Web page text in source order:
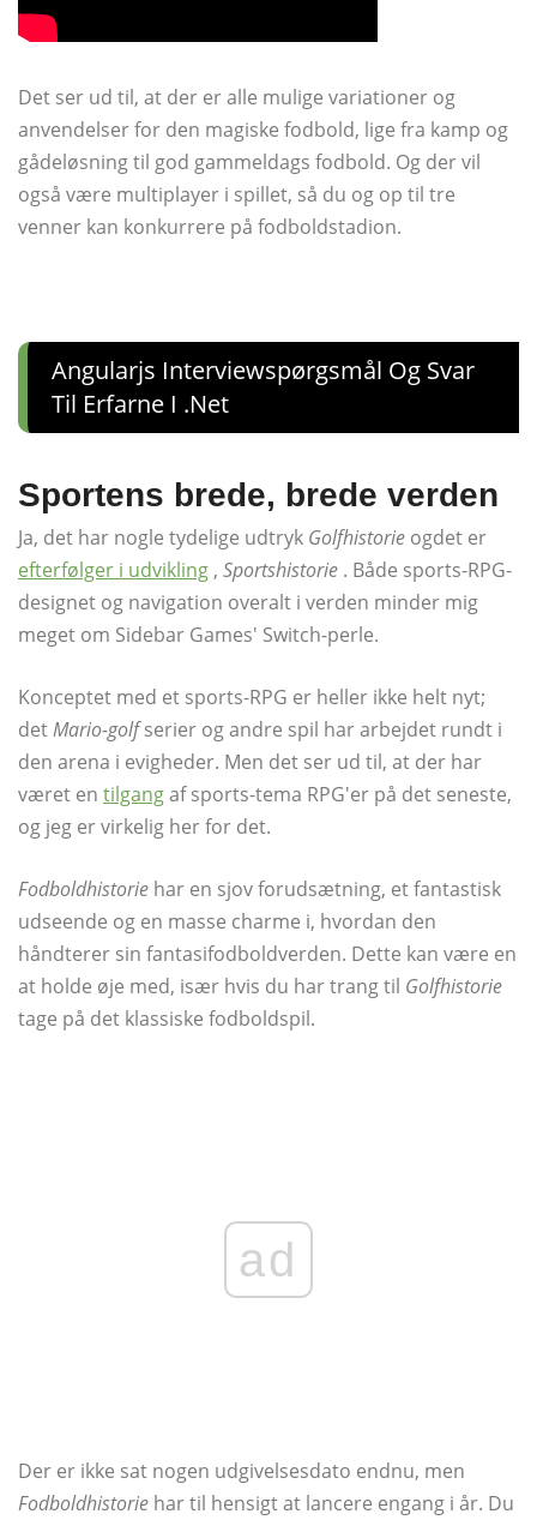
Det ser ud til, at der er alle mulige variationer og
anvendelser for den magiske fodbold, lige fra kamp og
gådeløsning til god gammeldags fodbold. Og der vil
også være multiplayer i spillet, så du og op til tre
venner kan konkurrere på fodboldstadion.
Angularjs Interviewspørgsmål Og Svar
Til Erfarne I .net
Sportens brede, brede verden
Ja, det har nogle tydelige udtryk Golfhistorie ogdet er
efterfølger i udvikling , Sportshistorie . Både sports-RPG-
designet og navigation overalt i verden minder mig
meget om Sidebar Games' Switch-perle.
Konceptet med et sports-RPG er heller ikke helt nyt;
detMario-golfserier og andre spil har arbejdet rundt i
den arena i evigheder. Men det ser ud til, at der har
været en tilgangaf sports-tema RPG'er på det seneste,
og jeg er virkelig her for det.
Fodboldhistorie har en sjov forudsætning, et fantastisk
udseende og en masse charme i, hvordan den
håndterer sin fantasifodboldverden. Dette kan være en
at holde øje med, især hvis du har trang til Golfhistorie
tage på det klassiske fodboldspil.
ad
Der er ikke sat nogen udgivelsesdato endnu, men
Fodboldhistorie har til hensigt at lancere engang i år. Du